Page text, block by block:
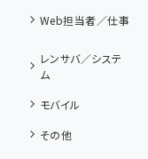
Web担当者／仕事
レンサバ／システ
ム
モバイル
その他